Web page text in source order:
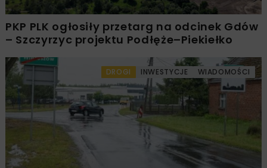
PKP PLK ogłosiły przetarg na odcinek Gdów
– Szczyrzyc projektu Podłęże–Piekiełko
DROGI INWESTYCJE WIADOMOŚCI